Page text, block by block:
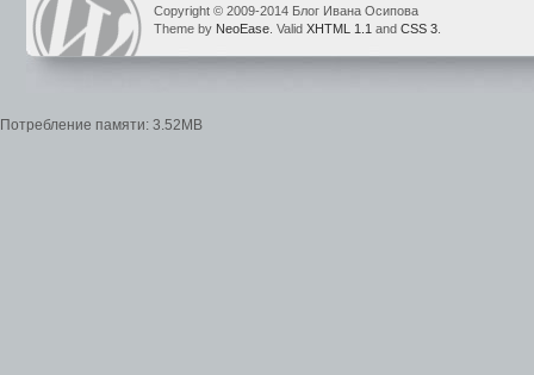
Copyright © 2009-2014 Блог Ивана Осипова
Theme by NeoEase . Valid XHTML 1.1 and CSS 3
Потребление памяти: 3.52MB